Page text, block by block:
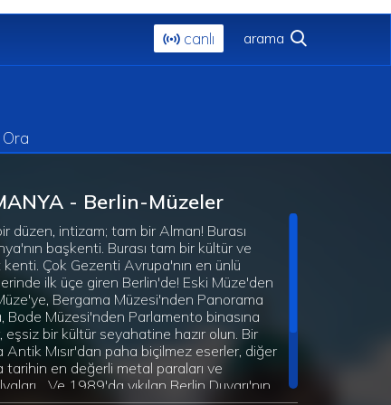
canlı
- Berlin-Müzeler
düzen, intizam; tam bir Alman! Burası
başkenti. Burası tam bir kültür ve
Çok Gezenti Avrupa'nın en ünlü
ilk üçe giren Berlin'de! Eski Müze'den
Bergama Müzesi'nden Panorama
Bode Müzesi'nden Parlamento binasına
eşsiz bir kültür seyahatine hazır olun. Bir
Antik Mısır'dan paha biçilmez eserler, diğer
tarihin en değerli metal paraları ve
Ve 1989'da yıkılan Berlin Duvarı'nın